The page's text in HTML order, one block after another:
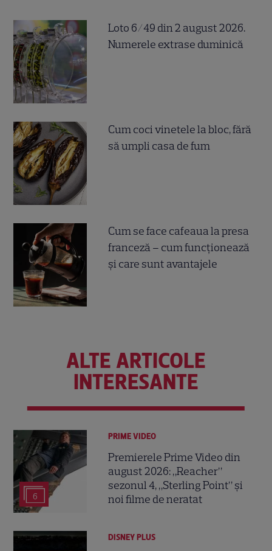
Loto 6/49 din 2 august 2026.
Numerele extrase duminică
Cum coci vinetele la bloc, fără
să umpli casa de fum
Cum se face cafeaua la presa
franceză – cum funcționează
și care sunt avantajele
ALTE ARTICOLE
INTERESANTE
6
PRIME VIDEO
Premierele Prime Video din
august 2026: „Reacher”
sezonul 4, „Sterling Point” și
noi filme de neratat
DISNEY PLUS